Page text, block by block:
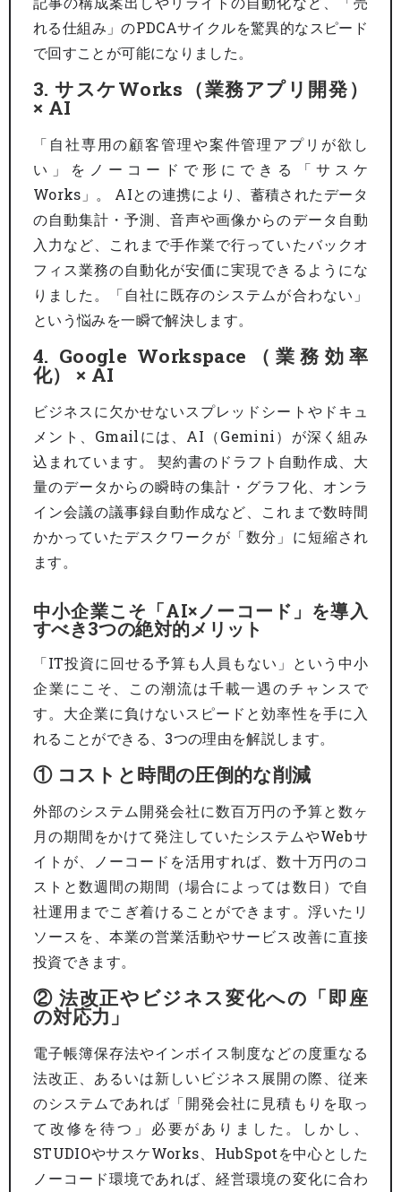
れる仕組み」のPDCAサイクルを驚異的なスピード
で回すことが可能になりました。
3. サスケWorks（業務アプリ開発）
× AI
「自社専用の顧客管理や案件管理アプリが欲し
い」をノーコードで形にできる「サスケ
Works」。 AIとの連携により、蓄積されたデータ
の自動集計・予測、音声や画像からのデータ自動
入力など、これまで手作業で行っていたバックオ
フィス業務の自動化が安価に実現できるようにな
りました。「自社に既存のシステムが合わない」
という悩みを一瞬で解決します。
4. Google Workspace（業務効率
化） × AI
ビジネスに欠かせないスプレッドシートやドキュ
メント、Gmailには、AI（Gemini）が深く組み
込まれています。 契約書のドラフト自動作成、大
量のデータからの瞬時の集計・グラフ化、オンラ
イン会議の議事録自動作成など、これまで数時間
かかっていたデスクワークが「数分」に短縮され
ます。
中小企業こそ「AI×ノーコード」を導入
すべき3つの絶対的メリット
「IT投資に回せる予算も人員もない」という中小
企業にこそ、この潮流は千載一遇のチャンスで
す。大企業に負けないスピードと効率性を手に入
れることができる、3つの理由を解説します。
① コストと時間の圧倒的な削減
外部のシステム開発会社に数百万円の予算と数ヶ
月の期間をかけて発注していたシステムやWebサ
イトが、ノーコードを活用すれば、数十万円のコ
ストと数週間の期間（場合によっては数日）で自
社運用までこぎ着けることができます。浮いたリ
ソースを、本業の営業活動やサービス改善に直接
投資できます。
② 法改正やビジネス変化への「即座
の対応力」
電子帳簿保存法やインボイス制度などの度重なる
法改正、あるいは新しいビジネス展開の際、従来
のシステムであれば「開発会社に見積もりを取っ
て改修を待つ」必要がありました。しかし、
STUDIOやサスケWorks、HubSpotを中心とした
ノーコード環境であれば、経営環境の変化に合わ